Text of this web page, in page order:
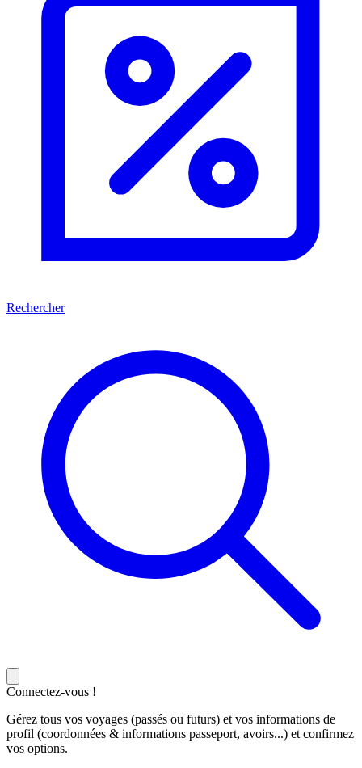
Rechercher
Connectez-vous !
Gérez tous vos voyages (passés ou futurs) et vos informations de
profil (coordonnées & informations passeport, avoirs...) et confirmez
vos options.